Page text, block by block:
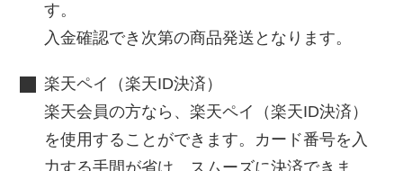
す。
入金確認でき次第の商品発送となります。
楽天ペイ（楽天ID決済）
楽天会員の方なら、楽天ペイ（楽天ID決済）
を使用することができます。カード番号を入